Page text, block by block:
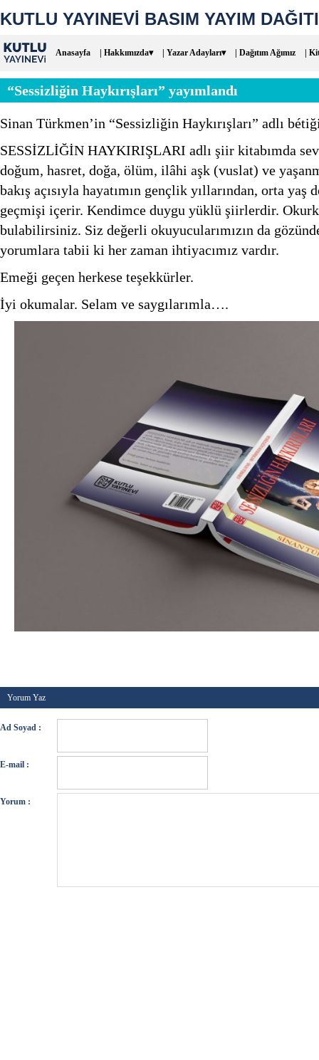
KUTLU YAYINEVİ BASIM YAYIM
Anasayfa | Hakkımızda▾ | Yazar Adayları▾ | Dağıtım Ağımız |
“Sessizliğin Haykırışları” yayımlandı
Sinan Türkmen’in “Sessizliğin Haykırışları” adlı
SESSİZLİĞİN HAYKIRIŞLARI adlı şiir kitabımda
doğum, hasret, doğa, ölüm, ilâhi aşk (vuslat) ve
bakış açısıyla hayatımın gençlik yıllarından, orta
geçmişi içerir. Kendimce duygu yüklü şiirlerdir.
bulabilirsiniz. Siz değerli okuyucularımızın da
yorumlara tabii ki her zaman ihtiyacımız vardır.
Emeği geçen herkese teşekkürler.
İyi okumalar. Selam ve saygılarımla….
Yorum Yaz
Ad Soyad :
E-mail :
Yorum :